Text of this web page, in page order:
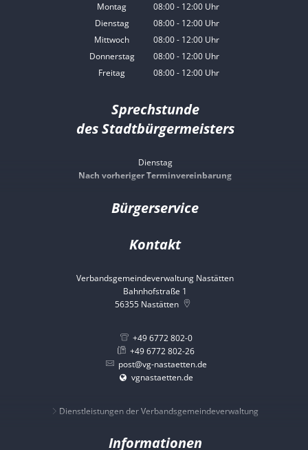
Montag 08:00- 12:00Uhr
Von 08:00 bis 12:00 Uhr
Dienstag 08:00- 12:00Uhr
Von 08:00 bis 12:00 Uhr
Mittwoch 08:00- 12:00Uhr
Von 08:00 bis 12:00 Uhr
Donnerstag 08:00- 12:00Uhr
Von 08:00 bis 12:00 Uhr
Freitag 08:00- 12:00Uhr
Sprechstunde
des Stadtbürgermeisters
Dienstag
Nach vorheriger Terminvereinbarung
Bürgerservice
Kontakt
Verbandsgemeindeverwaltung Nastätten
Bahnhofstraße 1
56355 Nastätten
+49 6772 802-0
+49 6772 802-26
post@vg-nastaetten.de
vgnastaetten.de
Dienstleistungen der Verbandsgemeindeverwaltung
Informationen